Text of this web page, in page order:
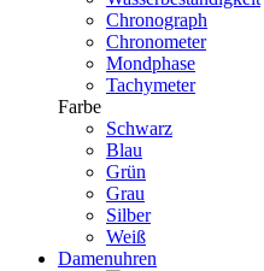
Chronograph
Chronometer
Mondphase
Tachymeter
Farbe
Schwarz
Blau
Grün
Grau
Silber
Weiß
Damenuhren